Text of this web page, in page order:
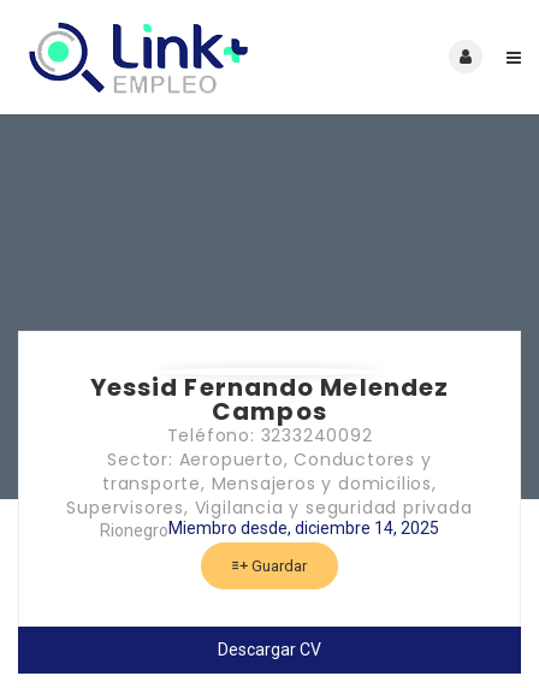
Yessid Fernando Melendez
Campos
Teléfono: 3233240092
Sector: Aeropuerto, Conductores y
transporte, Mensajeros y domicilios,
Supervisores, Vigilancia y seguridad privada
RionegroMiembro desde, diciembre 14, 2025
Guardar
Descargar CV